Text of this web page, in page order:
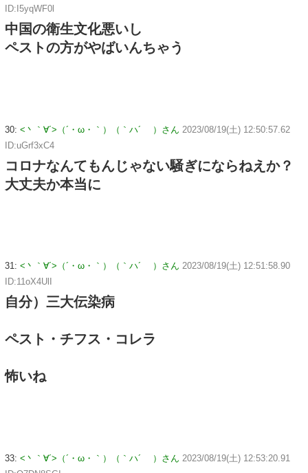
ID:I5yqWF0l
中国の衛生文化悪いし
ペストの方がやばいんちゃう
30: <丶｀∀´>（´・ω・｀）（｀ハ´ ）さん 2023/08/19(土) 12:50:57.62
ID:uGrf3xC4
コロナなんてもんじゃない騒ぎにならねえか？
大丈夫か本当に
31: <丶｀∀´>（´・ω・｀）（｀ハ´ ）さん 2023/08/19(土) 12:51:58.90
ID:11oX4UlI
自分）三大伝染病
ペスト・チフス・コレラ
怖いね
33: <丶｀∀´>（´・ω・｀）（｀ハ´ ）さん 2023/08/19(土) 12:53:20.91